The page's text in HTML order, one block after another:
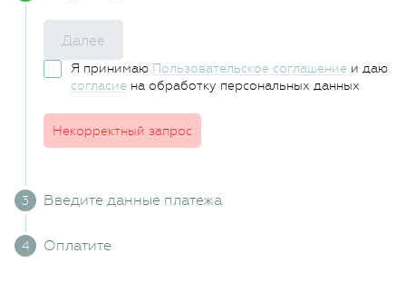
Далее
Я принимаю Пользовательское соглашение и даю
согласие на обработку персональных данных
Некорректный запрос
Введите данные платежа
Оплатите